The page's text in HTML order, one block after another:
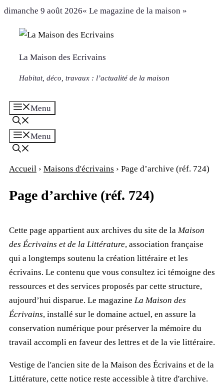
Aller
contenu
dimanche 9 août 2026« Le magazine de la maison »
La Maison des Ecrivains
Habitat, déco, travaux : l’actualité de la maison
Menu
Menu
Accueil › Maisons d'écrivains › Page d’archive (réf. 724)
Page d’archive (réf. 724)
Cette page appartient aux archives du site de la Maison
des Écrivains et de la Littérature, association française
qui a longtemps soutenu la création littéraire et les
écrivains. Le contenu que vous consultez ici témoigne des
ressources et des services proposés par cette structure,
aujourd’hui disparue. Le magazine La Maison des
Écrivains, installé sur le domaine actuel, en assure la
conservation numérique pour préserver la mémoire du
travail accompli en faveur des lettres et de la vie littéraire.
Vestige de l'ancien site de la Maison des Écrivains et de la
Littérature, cette notice reste accessible à titre d'archive.